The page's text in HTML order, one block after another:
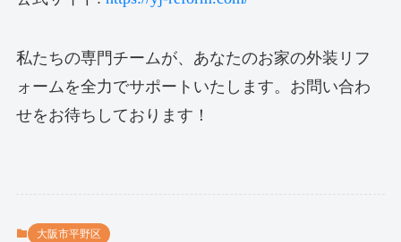
私たちの専門チームが、あなたのお家の外装リフ
ォームを全力でサポートいたします。お問い合わ
せをお待ちしております！
大阪市平野区